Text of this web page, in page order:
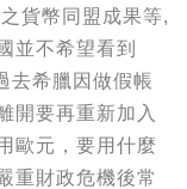
貨幣同盟成果等,
並不希望看到
去希臘因做假帳
開要再重新加入
歐元，要用什麼
重財政危機後常